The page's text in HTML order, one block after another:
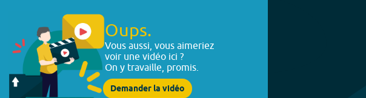
Oups.
Vous aussi, vous aimeriez
voir une vidéo ici ?
On y travaille, promis.
Demander la vidéo